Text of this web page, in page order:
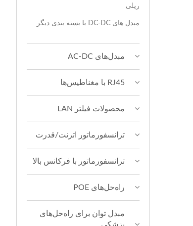
ریلی
مبدل های DC-DC با بسته بندی دیگر
مبدل‌های AC-DC
RJ45 با مغناطیس‌ها
محصولات فیلتر LAN
ترانسفورماتور اترنت/قدرت
ترانسفورماتور با فرکانس بالا
راه‌حل‌های POE
مبدل توان برای راه‌حل‌های